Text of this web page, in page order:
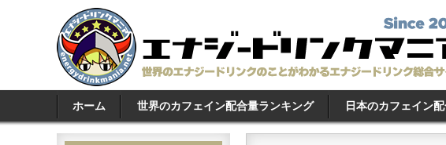
ホーム 世界のカフェイン配合量ランキング 日本のカフェイン